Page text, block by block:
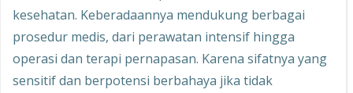
kesehatan. Keberadaannya mendukung berbagai
prosedur medis, dari perawatan intensif hingga
operasi dan terapi pernapasan. Karena sifatnya yang
sensitif dan berpotensi berbahaya jika tidak